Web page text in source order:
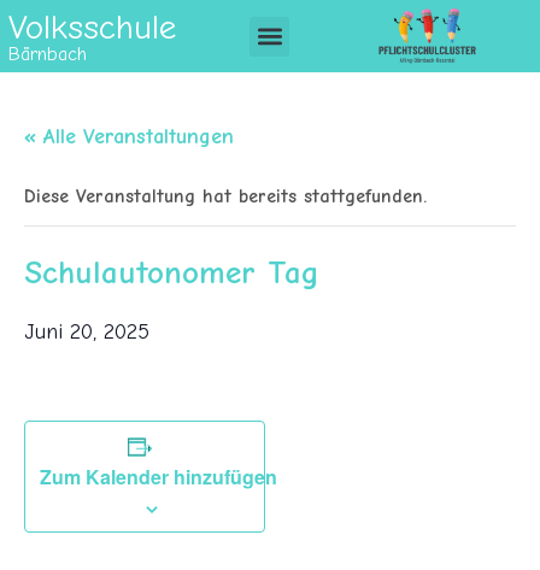
Volksschule
Bärnbach
« Alle Veranstaltungen
Diese Veranstaltung hat bereits stattgefunden.
Schulautonomer Tag
Juni 20, 2025
Zum Kalender hinzufügen